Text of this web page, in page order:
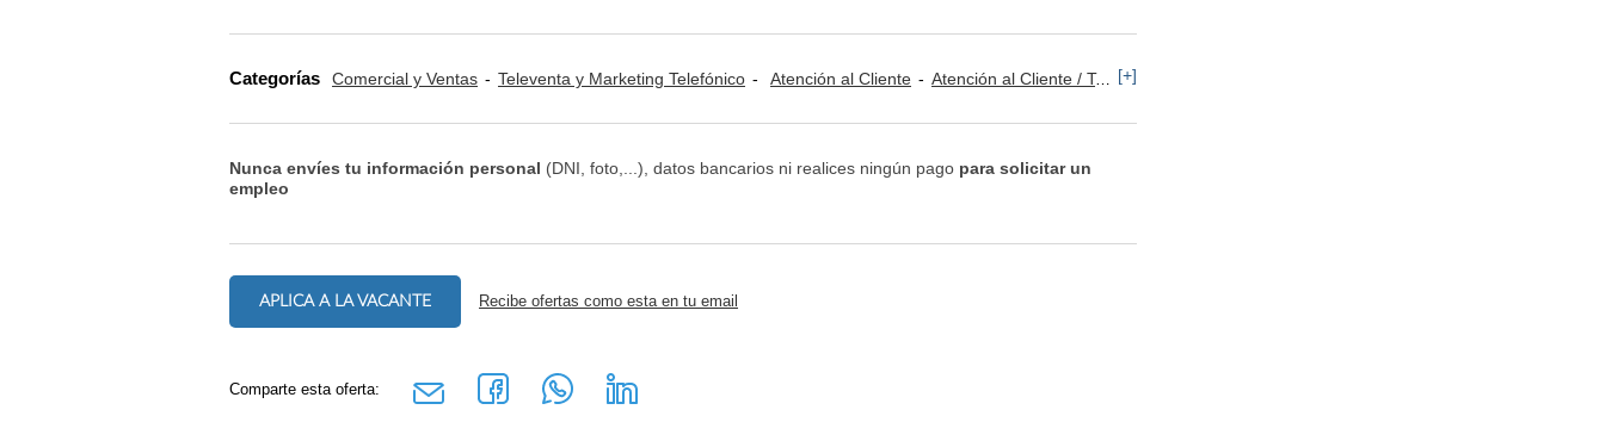
Categorías Comercial y Ventas Televenta y Marketing Telefónico Atención al Cliente Atención al Cliente / Telemarketing [+]
Nunca envíes tu información personal (DNI, foto,...), datos bancarios ni realices ningún pago para solicitar un
empleo
APLICA A LA VACANTE Recibe ofertas como esta en tu email
Comparte esta oferta: